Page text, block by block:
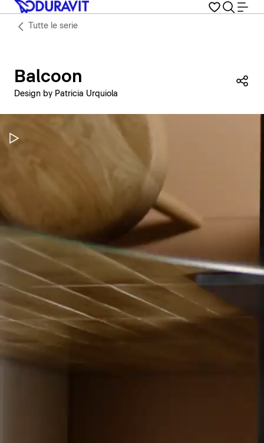
Tutte le serie
Balcoon
Design by Patricia Urquiola
Metti in pausa il video